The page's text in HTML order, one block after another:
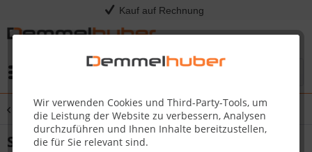
Kauf auf Rechnung
Wir verwenden Cookies und Third-Party-Tools, um
die Leistung der Website zu verbessern, Analysen
durchzuführen und Ihnen Inhalte bereitzustellen,
die für Sie relevant sind.
Übersicht Spielturm
Spielplatzgerät SAFARI (DIN EN 1176)